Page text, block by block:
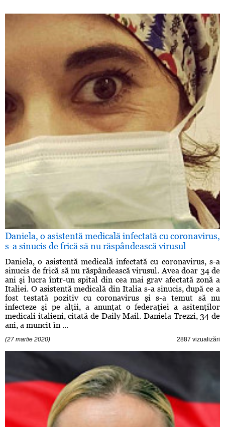
Daniela, o asistentă medicală infectată cu coronavirus,
s-a sinucis de frică să nu răspândească virusul
Daniela, o asistentă medicală infectată cu coronavirus, s-a
sinucis de frică să nu răspândească virusul. Avea doar 34 de
ani şi lucra într-un spital din cea mai grav afectată zonă a
Italiei. O asistentă medicală din Italia s-a sinucis, după ce a
fost testată pozitiv cu coronavirus şi s-a temut să nu
infecteze şi pe alţii, a anunţat o federaţiei a asitenţilor
medicali italieni, citată de Daily Mail. Daniela Trezzi, 34 de
ani, a muncit în ...
(27 martie 2020) 2887 vizualizări